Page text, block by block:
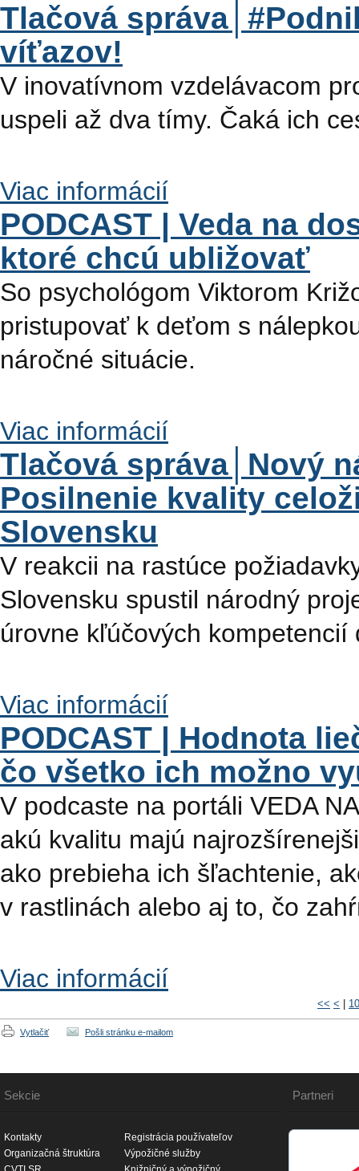
Tlačová
víťazov!
V inovatívnom vzdelávacom
uspeli až dva tímy. Čaká ich
Viac informácií
PODCAST | Veda na
ktoré chcú ubližovať
So psychológom Viktorom
pristupovať k deťom s
náročné situácie.
Viac informácií
Tlačová správa│Nový
Posilnenie kvality
Slovensku
V reakcii na rastúce
Slovensku spustil národný
úrovne kľúčových kompetencií
Viac informácií
PODCAST | Hodnota
čo všetko ich možno
V podcaste na portáli VEDA
akú kvalitu majú
ako prebieha ich šľachtenie,
v rastlinách alebo aj to, čo
Viac informácií
<< < 10
Vytlačiť Pošli stránku e-mailom
Sekcie
Kontakty
Organizačná štruktúra
Registrácia používateľov
Výpožičné služby
Partneri